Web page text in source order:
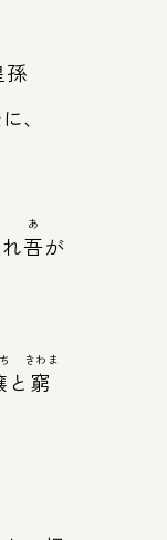
孫
、
れ吾
あ
が
と 窮
きわま